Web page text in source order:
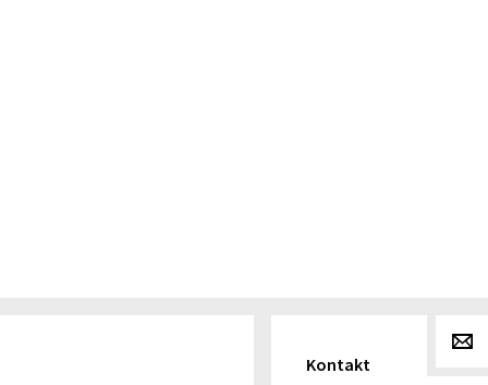
Kontakt
g